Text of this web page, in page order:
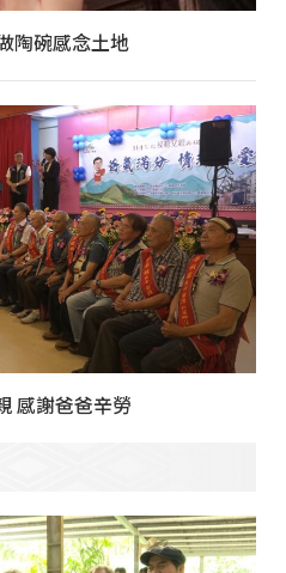
陶碗感念土地
感謝爸爸辛勞